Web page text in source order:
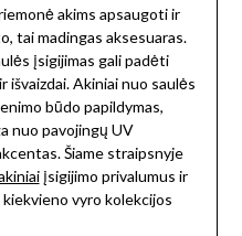
akims apsaugoti ir
tai madingas aksesuaras.
įsigijimas gali padėti
išvaizdai. Akiniai nuo saulės
būdo papildymas,
nuo pavojingų UV
Šiame straipsnyje
įsigijimo privalumus ir
vyro kolekcijos